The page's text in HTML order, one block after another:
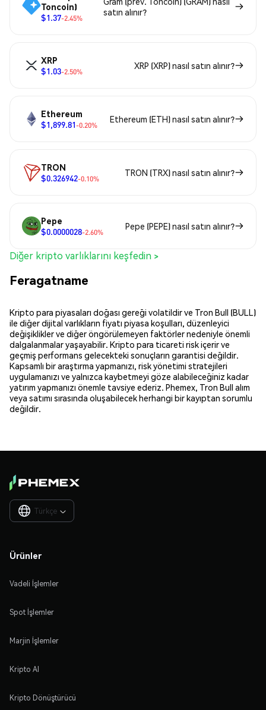
Toncoin)
$1.37-2.45%
satın alınır?
XRP
$1.03-2.50%
XRP (XRP) nasıl satın alınır?
Ethereum
$1,899.81-0.20%
Ethereum (ETH) nasıl satın alınır?
TRON
$0.326942-0.10%
TRON (TRX) nasıl satın alınır?
Pepe
$0.0000028-2.60%
Pepe (PEPE) nasıl satın alınır?
Diğer kripto varlıklarını keşfedin >
Feragatname
Kripto para piyasaları doğası gereği volatildir ve Tron Bull (BULL)
ile diğer dijital varlıkların fiyatı piyasa koşulları, düzenleyici
değişiklikler ve diğer öngörülemeyen faktörler nedeniyle önemli
dalgalanmalar yaşayabilir. Kripto para ticareti risk içerir ve
geçmiş performans gelecekteki sonuçların garantisi değildir.
Kapsamlı bir araştırma yapmanızı, risk yönetimi stratejileri
uygulamanızı ve yalnızca kaybetmeyi göze alabileceğiniz kadar
yatırım yapmanızı önemle tavsiye ederiz. Phemex, Tron Bull alım
veya satımı sırasında oluşabilecek herhangi bir kayıptan sorumlu
değildir.
Türkçe 
Ürünler
Vadeli İşlemler
Spot İşlemler
Marjin İşlemler
Kripto Al
Kripto Dönüştürücü